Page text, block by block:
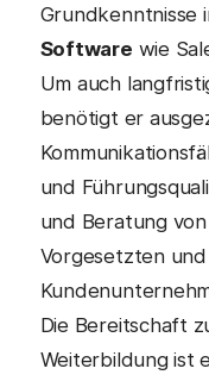
Grundkenntnisse
Software wie
Um auch
benötigt er
und
und Beratung
Vorgesetzten
Die Bereitschaft
Weiterbildung ist